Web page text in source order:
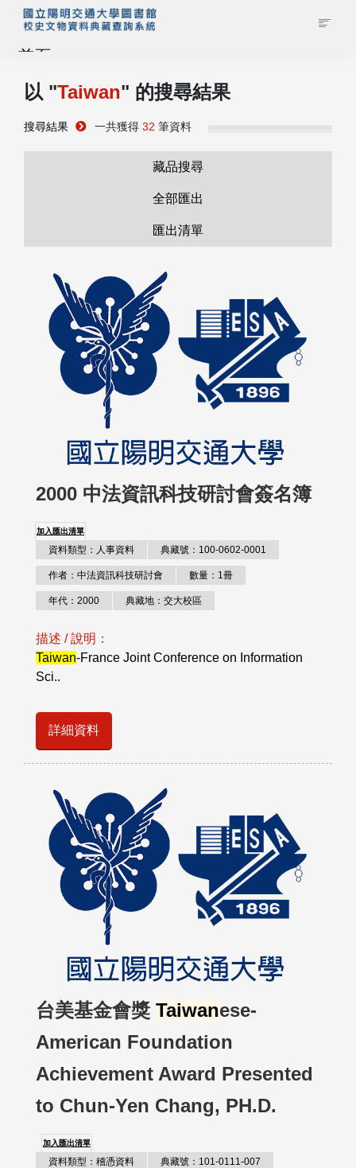
首頁
藏品查詢
管理者登入
以 "Taiwan" 的搜尋結果
搜尋結果 一共獲得 32 筆資料
藏品搜尋
全部匯出
匯出清單
2000 中法資訊科技研討會簽名簿
加入匯出清單
資料類型：人事資料 典藏號：100-0602-0001
作者：中法資訊科技研討會 數量：1冊
年代：2000 典藏地：交大校區
描述 / 說明：
Taiwan-France Joint Conference on Information
Sci..
詳細資料
台美基金會獎 Taiwanese-
American Foundation
Achievement Award Presented
to Chun-Yen Chang, PH.D.
加入匯出清單
資料類型：稽憑資料 典藏號：101-0111-007